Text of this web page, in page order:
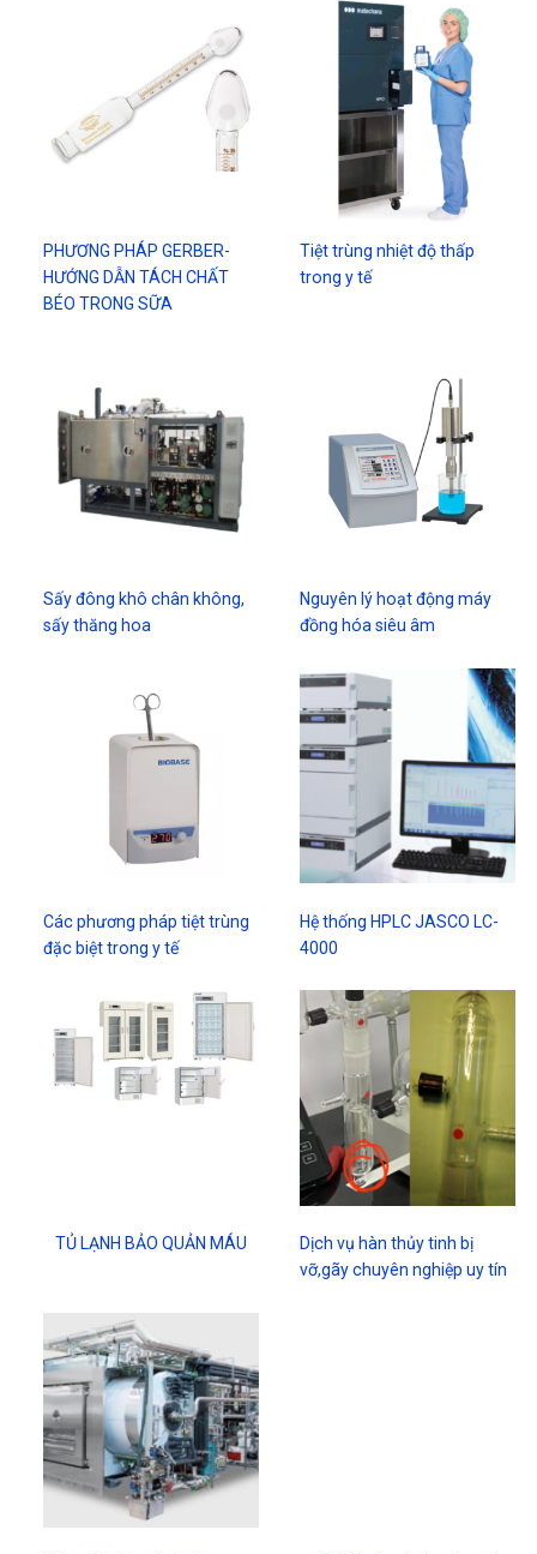
PHƯƠNG PHÁP GERBER-
HƯỚNG DẪN TÁCH CHẤT
BÉO TRONG SỮA
Tiệt trùng nhiệt độ thấp
trong y tế
Sấy đông khô chân không,
sấy thăng hoa
Nguyên lý hoạt động máy
đồng hóa siêu âm
Các phương pháp tiệt trùng
đặc biệt trong y tế
Hệ thống HPLC JASCO LC-
4000
TỦ LẠNH BẢO QUẢN MÁU
Dịch vụ hàn thủy tinh bị
vỡ,gãy chuyên nghiệp uy tín